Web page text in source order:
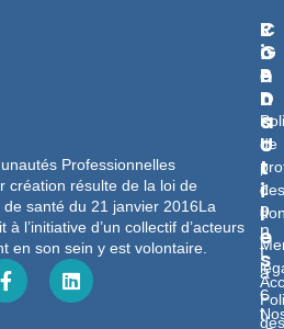
Professionnelles
création résulte de la loi de
santé du 21 janvier 2016La
l’initiative d’un collectif d’acteurs
en son sein y est volontaire.
L
I
E
N
S
U
T
I
L
E
S
R
G
P
D
de
des
des
C
O
N
T
A
C
T
c
o
n
t
a
c
t